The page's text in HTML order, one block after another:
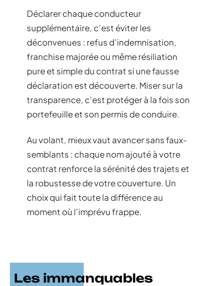
Déclarer chaque conducteur
supplémentaire, c’est éviter les
déconvenues : refus d’indemnisation,
franchise majorée ou même résiliation
pure et simple du contrat si une fausse
déclaration est découverte. Miser sur la
transparence, c’est protéger à la fois son
portefeuille et son permis de conduire.
Au volant, mieux vaut avancer sans faux-
semblants : chaque nom ajouté à votre
contrat renforce la sérénité des trajets et
la robustesse de votre couverture. Un
choix qui fait toute la différence au
moment où l’imprévu frappe.
Les immanquables